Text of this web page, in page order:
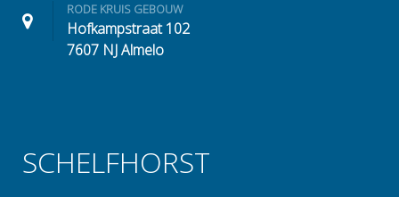
RODE KRUIS GEBOUW
Hofkampstraat 102
7607 NJ Almelo
SCHELFHORST